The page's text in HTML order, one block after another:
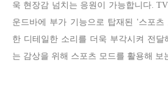
욱 현장감 넘치는 응원이 가능합니다.
운드바에 부가 기능으로 탑재된 '스포츠
한 디테일한 소리를 더욱 부각시켜 전
는 감상을 위해 스포츠 모드를 활용해 보